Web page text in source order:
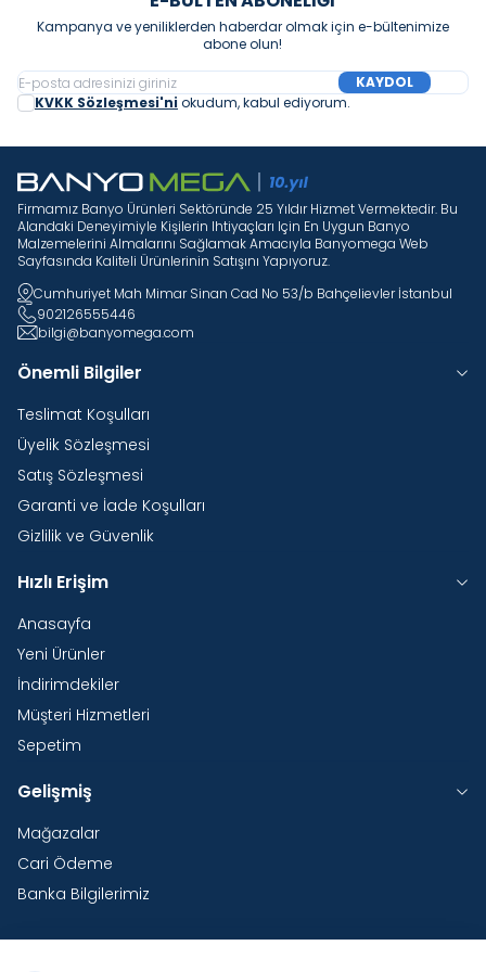
Kampanya ve yeniliklerden haberdar olmak için e-bültenimize
abone olun!
KAYDOL
KVKK Sözleşmesi'ni okudum, kabul ediyorum.
Firmamız Banyo Ürünleri Sektöründe 25 Yıldır Hizmet Vermektedir. Bu
Alandaki Deneyimiyle Kişilerin Ihtiyaçları Için En Uygun Banyo
Malzemelerini Almalarını Sağlamak Amacıyla Banyomega Web
Sayfasında Kaliteli Ürünlerinin Satışını Yapıyoruz.
Cumhuriyet Mah Mimar Sinan Cad No 53/b Bahçelievler İstanbul
902126555446
bilgi@banyomega.com
Önemli Bilgiler
Teslimat Koşulları
Üyelik Sözleşmesi
Satış Sözleşmesi
Garanti ve İade Koşulları
Gizlilik ve Güvenlik
Hızlı Erişim
Anasayfa
Yeni Ürünler
İndirimdekiler
Müşteri Hizmetleri
Sepetim
Gelişmiş
Mağazalar
Cari Ödeme
Banka Bilgilerimiz